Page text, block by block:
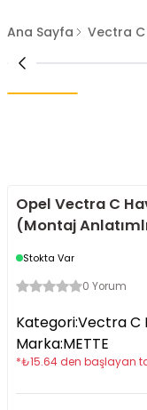
Ana Sayfa Vectra
Opel Vectra C
(Montaj
Stokta Var
0 Yorum
Kategori:Vectra C
Marka:METTE
*₺15.64 den başlayan